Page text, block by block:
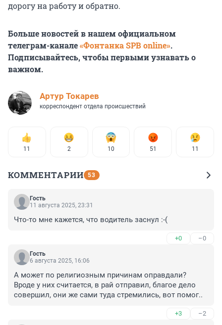
дорогу на работу и обратно.
Больше новостей в нашем официальном
телеграм-канале«Фонтанка SPB online».
Подписывайтесь, чтобы первыми узнавать о
важном.
Артур Токарев
корреспондент отдела происшествий
11 2 10 51 11
КОММЕНТАРИИ 53
Гость
11 августа 2025, 23:31
Что-то мне кажется, что водитель заснул :-(
+0 –0
Гость
6 августа 2025, 16:06
А может по религиозным причинам оправдали?
Вроде у них считается, в рай отправил, благое дело
совершил, они же сами туда стремились, вот помог..
+3 –2